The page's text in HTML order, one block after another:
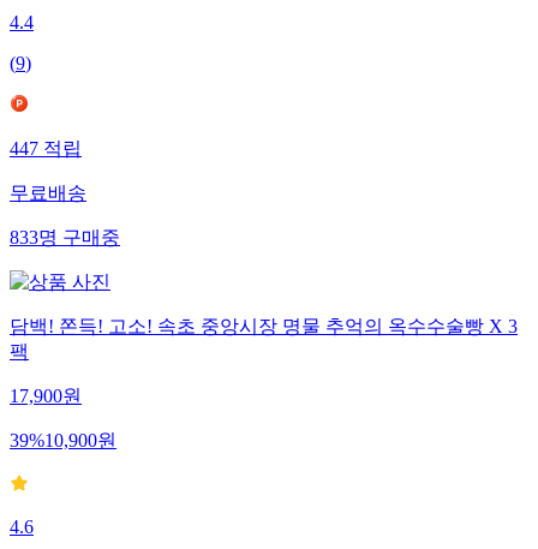
4.4
(9)
447적립
무료배송
833명구매중
담백! 쫀득! 고소! 속초 중앙시장 명물 추억의 옥수수술빵 X 3
팩
17,900원
39%10,900원
4.6